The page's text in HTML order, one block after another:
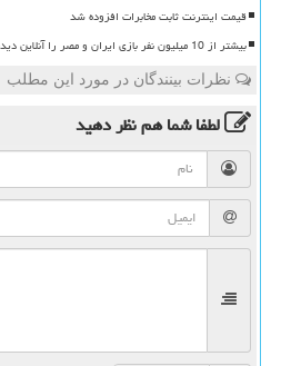
قیمت اینترنت ثابت مخابرات افزوده شد
بیشتر از 10 میلیون نفر بازی ایران و مصر را آنلاین دیدند
نظرات بینندگان در مورد این مطلب
لطفا شما همنظر دهید